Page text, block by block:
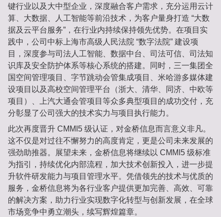
键行业以及大中型企业，深度融合客户需求，充分运用云计
算、大数据、人工智能等前沿技术，为客户量身打造 “大数
据及云平台服务”，在行业内持续保持领先优势。在项目实
践中，公司中标上海市高级人民法院 “数字法院” 建设项
目，深度参与司法人工智能、数据中台、司法可信、司法知
识库及安全防护体系等核心系统的搭建。同时，三一集团全
国空间管理项目、字节跳动会管集成项目、米哈游多媒体建
设项目以及高校空间管理平台（浙大、清华、同济、中欧等
项目）、上汽大通会管项目等众多典型项目的成功交付，充
分彰显了公司强大的技术实力与项目执行能力。
此次再度晋升 CMMI5 级认证，对金桥信息而言意义非凡。
这不仅是对过往不懈努力的高度肯定，更是公司未来发展的
强劲助推器。展望未来，金桥信息将继续以 CMMI5 级标准
为指引，持续优化内部流程，加大技术创新投入，进一步提
升软件研发能力与项目管理水平。凭借领先的技术与优质的
服务，金桥信息将为各行业客户提供更加完善、高效、可靠
的解决方案，助力行业实现数字化转型与创新发展，在全球
市场竞争中勇立潮头，续写辉煌篇章。